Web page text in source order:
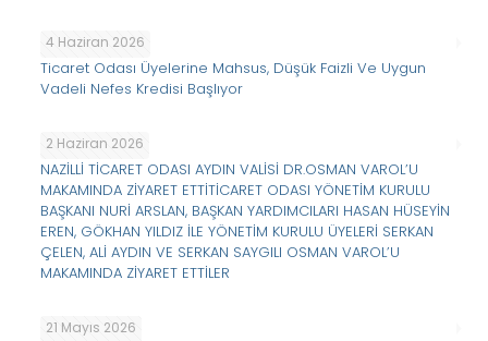
4 Haziran 2026
Ticaret Odası Üyelerine Mahsus, Düşük Faizli Ve Uygun
Vadeli Nefes Kredisi Başlıyor
2 Haziran 2026
NAZİLLİ TİCARET ODASI AYDIN VALİSİ DR.OSMAN VAROL’U
MAKAMINDA ZİYARET ETTİTİCARET ODASI YÖNETİM KURULU
BAŞKANI NURİ ARSLAN, BAŞKAN YARDIMCILARI HASAN HÜSEYİN
EREN, GÖKHAN YILDIZ İLE YÖNETİM KURULU ÜYELERİ SERKAN
ÇELEN, ALİ AYDIN VE SERKAN SAYGILI OSMAN VAROL’U
MAKAMINDA ZİYARET ETTİLER
21 Mayıs 2026